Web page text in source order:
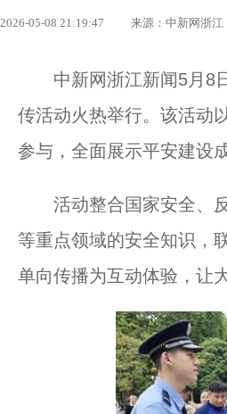
2026-05-08 21:19:47 来源：中新网浙江
中新网浙江新闻5月8日
传活动火热举行。该活动
参与，全面展示平安建设
活动整合国家安全、反
等重点领域的安全知识，
单向传播为互动体验，让